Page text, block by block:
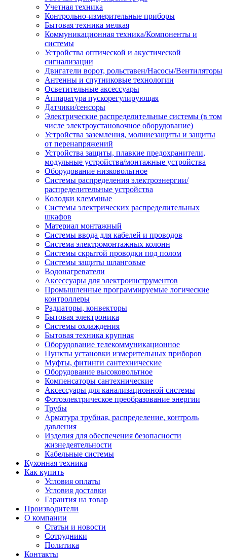
Учетная техника
Контрольно-измерительные приборы
Бытовая техника мелкая
Коммуникационная техника/Компоненты и
системы
Устройства оптической и акустической
сигнализации
Двигатели ворот, рольставен/Насосы/Вентиляторы
Антенны и спутниковые технологии
Осветительные аксессуары
Аппаратура пускорегулирующая
Датчики/сенсоры
Электрические распределительные системы (в том
числе электроустановочное оборудование)
Устройства заземления, молниезащиты и защиты
от перенапряжений
Устройства защиты, плавкие предохранители,
модульные устройства/монтажные устройства
Оборудование низковольтное
Системы распределения электроэнергии/
распределительные устройства
Колодки клеммные
Системы электрических распределительных
шкафов
Материал монтажный
Системы ввода для кабелей и проводов
Система электромонтажных колонн
Системы скрытой проводки под полом
Системы защиты шланговые
Водонагреватели
Аксессуары для электроинструментов
Промышленные программируемые логические
контроллеры
Радиаторы, конвекторы
Бытовая электроника
Системы охлаждения
Бытовая техника крупная
Оборудование телекоммуникационное
Пункты установки измерительных приборов
Муфты, фитинги сантехнические
Оборудование высоковольтное
Компенсаторы сантехнические
Аксессуары для канализационной системы
Фотоэлектрическое преобразование энергии
Трубы
Арматура трубная, распределение, контроль
давления
Изделия для обеспечения безопасности
жизнедеятельности
Кабельные системы
Кухонная техника
Как купить
Условия оплаты
Условия доставки
Гарантия на товар
Производители
О компании
Статьи и новости
Сотрудники
Политика
Контакты